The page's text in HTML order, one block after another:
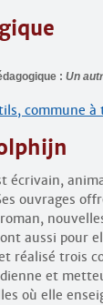
:Un
commune à
écrivain,
ouvrages
aussi pour
réalisé trois
et
où elle